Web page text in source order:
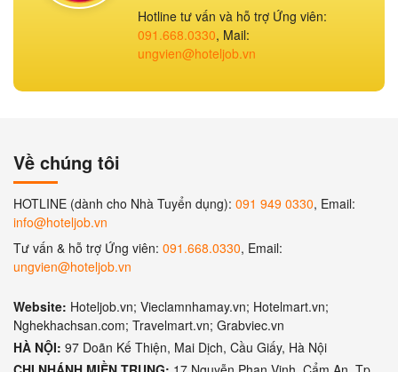
Hotline tư vấn và hỗ trợ Ứng viên:
091.668.0330, Mail:
ungvien@hoteljob.vn
Về chúng tôi
HOTLINE (dành cho Nhà Tuyển dụng): 091 949 0330, Email:
info@hoteljob.vn
Tư vấn & hỗ trợ Ứng viên: 091.668.0330, Email:
ungvien@hoteljob.vn
Website: Hoteljob.vn; Vieclamnhamay.vn; Hotelmart.vn;
Nghekhachsan.com; Travelmart.vn; Grabviec.vn
HÀ NỘI: 97 Doãn Kế Thiện, Mai Dịch, Cầu Giấy, Hà Nội